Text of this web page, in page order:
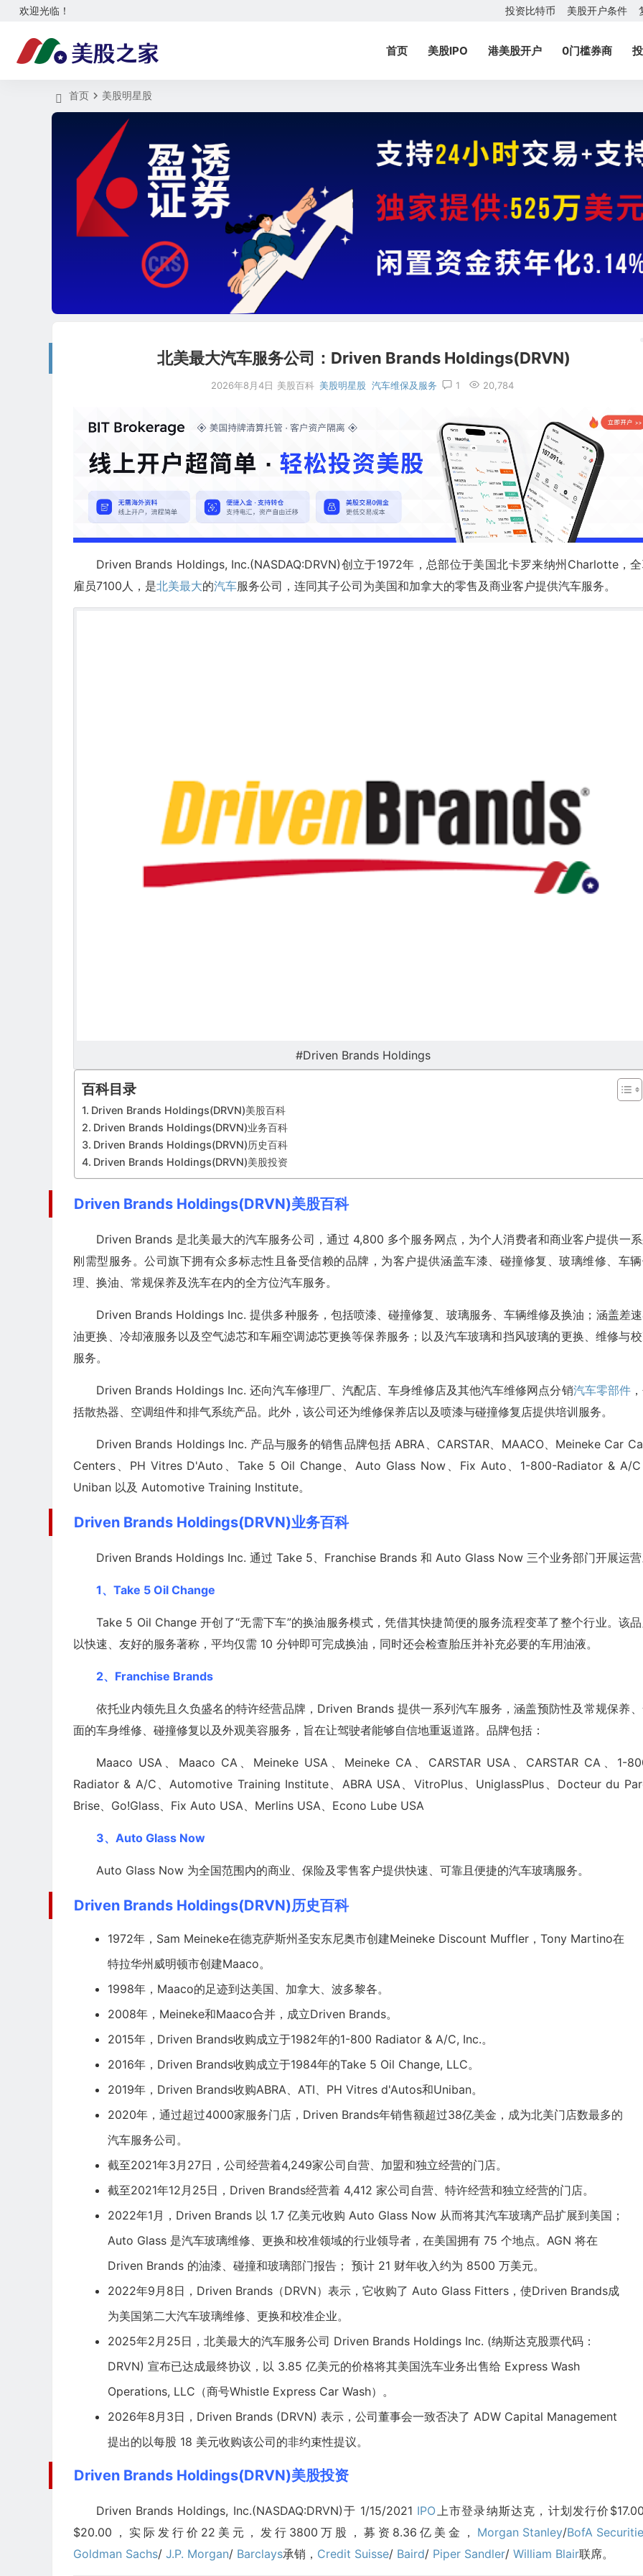
欢迎光临！ 投资比特币 美股开户条件
首页 美股IPO 港美股开户 0门槛券商
首页 美股明星股
北美最大汽车服务公司：Driven Brands Holdings(DRVN)
2026年8月4日 美股百科 美股明星股 汽车维保及服务 1 20,784
Driven Brands Holdings, Inc.(NASDAQ:DRVN)创立于1972年，总部位于美国北卡罗来纳州Charlotte，
雇员7100人，是北美最大的汽车服务公司，连同其子公司为美国和加拿大的零售及商业客户提供汽车服务。
#Driven Brands Holdings
百科目录
Driven Brands Holdings(DRVN)美股百科
Driven Brands Holdings(DRVN)业务百科
Driven Brands Holdings(DRVN)历史百科
Driven Brands Holdings(DRVN)美股投资
Driven Brands Holdings(DRVN)美股百科
Driven Brands 是北美最大的汽车服务公司，通过 4,800 多个服务网点，为个人消费者和商业客户提供一
刚需型服务。公司旗下拥有众多标志性且备受信赖的品牌，为客户提供涵盖车漆、碰撞修复、玻璃维修、车
理、换油、常规保养及洗车在内的全方位汽车服务。
Driven Brands Holdings Inc. 提供多种服务，包括喷漆、碰撞修复、玻璃服务、车辆维修及换油；涵盖差
油更换、冷却液服务以及空气滤芯和车厢空调滤芯更换等保养服务；以及汽车玻璃和挡风玻璃的更换、维修与
服务。
Driven Brands Holdings Inc. 还向汽车修理厂、汽配店、车身维修店及其他汽车维修网点分销汽车零部件
括散热器、空调组件和排气系统产品。此外，该公司还为维修保养店以及喷漆与碰撞修复店提供培训服务。
Driven Brands Holdings Inc. 产品与服务的销售品牌包括 ABRA、CARSTAR、MAACO、Meineke Car
Centers、PH Vitres D'Auto、Take 5 Oil Change、Auto Glass Now、Fix Auto、1-800-Radiator & A/
Uniban 以及 Automotive Training Institute。
Driven Brands Holdings(DRVN)业务百科
Driven Brands Holdings Inc. 通过 Take 5、Franchise Brands 和 Auto Glass Now 三个业务部门开展运
1、Take 5 Oil Change
Take 5 Oil Change 开创了“无需下车”的换油服务模式，凭借其快捷简便的服务流程变革了整个行业。该
以快速、友好的服务著称，平均仅需 10 分钟即可完成换油，同时还会检查胎压并补充必要的车用油液。
2、Franchise Brands
依托业内领先且久负盛名的特许经营品牌，Driven Brands 提供一系列汽车服务，涵盖预防性及常规保养
面的车身维修、碰撞修复以及外观美容服务，旨在让驾驶者能够自信地重返道路。品牌包括：
Maaco USA、Maaco CA、Meineke USA、Meineke CA、CARSTAR USA、CARSTAR CA、1-
Radiator & A/C、Automotive Training Institute、ABRA USA、VitroPlus、UniglassPlus、Docteur du
Brise、Go!Glass、Fix Auto USA、Merlins USA、Econo Lube USA
3、Auto Glass Now
Auto Glass Now 为全国范围内的商业、保险及零售客户提供快速、可靠且便捷的汽车玻璃服务。
Driven Brands Holdings(DRVN)历史百科
1972年，Sam Meineke在德克萨斯州圣安东尼奥市创建Meineke Discount Muffler，Tony Martino在
特拉华州威明顿市创建Maaco。
1998年，Maaco的足迹到达美国、加拿大、波多黎各。
2008年，Meineke和Maaco合并，成立Driven Brands。
2015年，Driven Brands收购成立于1982年的1-800 Radiator & A/C, Inc.。
2016年，Driven Brands收购成立于1984年的Take 5 Oil Change, LLC。
2019年，Driven Brands收购ABRA、ATI、PH Vitres d'Autos和Uniban。
2020年，通过超过4000家服务门店，Driven Brands年销售额超过38亿美金，成为北美门店数最多的
汽车服务公司。
截至2021年3月27日，公司经营着4,249家公司自营、加盟和独立经营的门店。
截至2021年12月25日，Driven Brands经营着 4,412 家公司自营、特许经营和独立经营的门店。
2022年1月，Driven Brands 以 1.7 亿美元收购 Auto Glass Now 从而将其汽车玻璃产品扩展到美国；
Auto Glass 是汽车玻璃维修、更换和校准领域的行业领导者，在美国拥有 75 个地点。AGN 将在
Driven Brands 的油漆、碰撞和玻璃部门报告； 预计 21 财年收入约为 8500 万美元。
2022年9月8日，Driven Brands（DRVN）表示，它收购了 Auto Glass Fitters，使Driven Brands成
为美国第二大汽车玻璃维修、更换和校准企业。
2025年2月25日，北美最大的汽车服务公司 Driven Brands Holdings Inc. (纳斯达克股票代码：
DRVN) 宣布已达成最终协议，以 3.85 亿美元的价格将其美国洗车业务出售给 Express Wash
Operations, LLC（商号Whistle Express Car Wash）。
2026年8月3日，Driven Brands (DRVN) 表示，公司董事会一致否决了 ADW Capital Management
提出的以每股 18 美元收购该公司的非约束性提议。
Driven Brands Holdings(DRVN)美股投资
Driven Brands Holdings, Inc.(NASDAQ:DRVN)于 1/15/2021 IPO 上市登录纳斯达克，计划发行价
$20.00，实际发行价22美元，发行3800万股，募资8.36亿美金， Morgan Stanley/BofA
Goldman Sachs/ J.P. Morgan/ Barclays承销， Credit Suisse/ Baird/ Piper Sandler/ William Blair联席。